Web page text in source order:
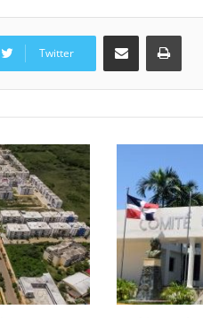
Twitter
Compartir via Email